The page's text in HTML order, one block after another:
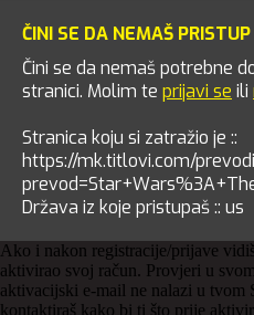
ČINI SE DA NEMAŠ
Čini se da nemaš potrebne
stranici. Molim te prijavi se ili
Stranica koju si zatražio je ::
https://mk.titlovi.com/
Država iz koje pristupaš :: us
Ako i nakon registracije/prijave
aktivirao svoj račun. Provjeri u
aktivacijski e-mail ne nalazi u tvom
kontaktiraš kako bi ti što prije